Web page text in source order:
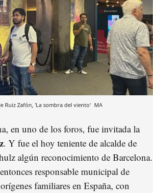
Ruiz Zafón, 'La sombra del viento' MA
en uno de los foros, fue invitada la
. Y fue el hoy teniente de alcalde de
algún reconocimiento de Barcelona.
responsable municipal de
familiares en España, con